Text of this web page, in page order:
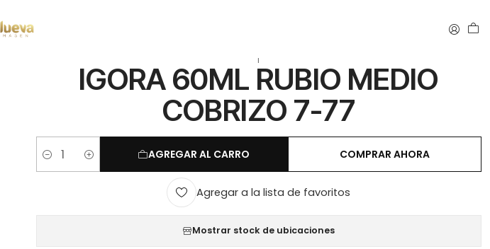
|
IGORA 60ML RUBIO MEDIO
COBRIZO 7-77
Cantidad AGREGAR AL CARRO COMPRAR AHORA
Agregar a la lista de favoritos
Mostrar stock de ubicaciones